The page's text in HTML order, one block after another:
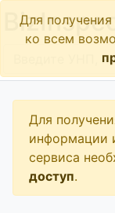
Для
ко всем
Для
информации
сервиса
доступ.